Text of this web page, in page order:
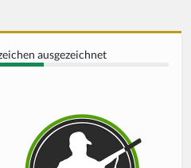
ausgezeichnet